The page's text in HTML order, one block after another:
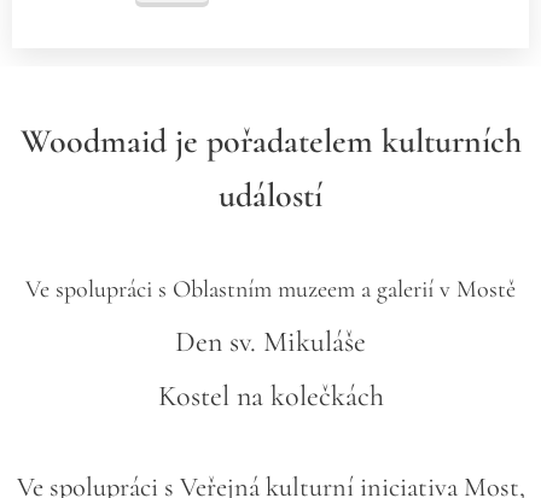
Woodmaid je pořadatelem kulturních
událostí
Ve spolupráci s Oblastním muzeem a galerií v Mostě
Den sv. Mikuláše
Kostel na kolečkách
Ve spolupráci s Veřejná kulturní iniciativa Most,